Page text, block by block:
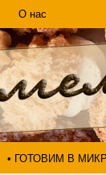
О нас
• ГОТОВИМ В